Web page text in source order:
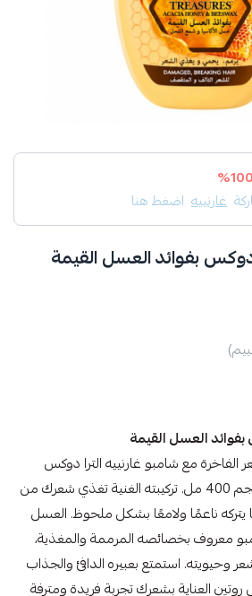
غارنييه اضغط هنا
دوكس بفوائد العسل القيمة
بفوائد العسل القيمة
مع شامبو غارنييه الترا دوكس
بفوائد العسل القيمة، حجم 400 مل. تركيبته الغنية تغذي شعرك من
يتركه ناعمًا ولامعًا بشكل ملحوظ. العسل
معروف بخصائصه المرممة والمغذية،
وحيويته. استمتع بعبيره الدافئ والجذاب
العناية بشعرك تجربة فريدة ومترفة